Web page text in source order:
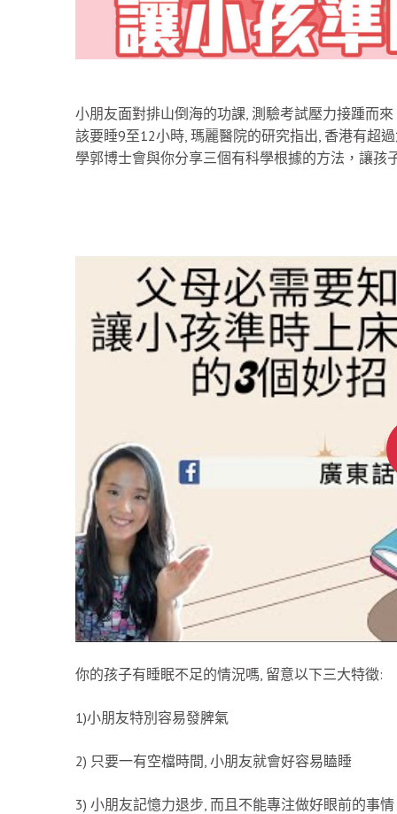
小朋友面對排山倒海的功課, 測驗考試壓力接踵而
該要睡9至12小時, 瑪麗醫院的研究指出, 香港有超
學郭博士會與你分享三個有科學根據的方法，讓孩
你的孩子有睡眠不足的情況嗎, 留意以下三大特徵:
1)小朋友特別容易發脾氣
2) 只要一有空檔時間, 小朋友就會好容易瞌睡
3) 小朋友記憶力退步, 而且不能專注做好眼前的事情